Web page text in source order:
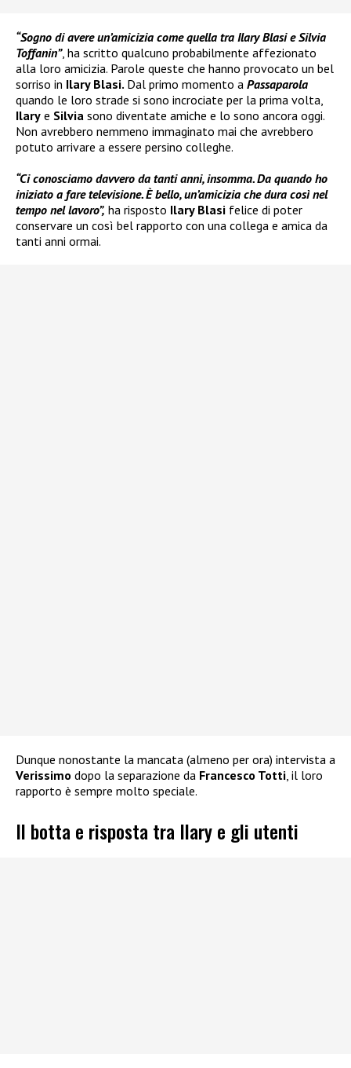
“Sogno di avere un’amicizia come quella tra Ilary Blasi e Silvia
Toffanin”, ha scritto qualcuno probabilmente affezionato
alla loro amicizia. Parole queste che hanno provocato un bel
sorriso in Ilary Blasi. Dal primo momento a Passaparola
quando le loro strade si sono incrociate per la prima volta,
Ilary e Silvia sono diventate amiche e lo sono ancora oggi.
Non avrebbero nemmeno immaginato mai che avrebbero
potuto arrivare a essere persino colleghe.
“Ci conosciamo davvero da tanti anni, insomma. Da quando ho
iniziato a fare televisione. È bello, un’amicizia che dura così nel
tempo nel lavoro”, ha risposto Ilary Blasi felice di poter
conservare un così bel rapporto con una collega e amica da
tanti anni ormai.
Dunque nonostante la mancata (almeno per ora) intervista a
Verissimo dopo la separazione da Francesco Totti, il loro
rapporto è sempre molto speciale.
Il botta e risposta tra Ilary e gli utenti